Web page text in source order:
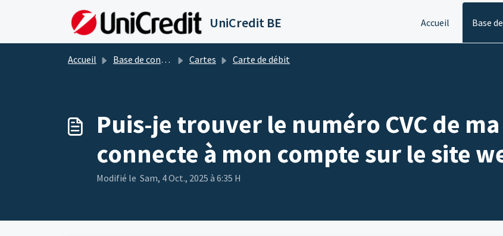
UniCredit BE Accueil Base
Accueil Base de connaissances Cartes Carte de débit
Puis-je trouver le numéro CVC de
connecte à mon compte sur le site
Modifié le Sam, 4 Oct., 2025 à 6:35 H